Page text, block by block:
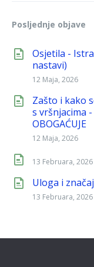
Posljednje objave
Osjetila -
nastavi)
12 Maja, 2026
Zašto i kako
s vršnjacima -
OBOGAĆUJE
12 Maja, 2026
13 Februara, 2026
Uloga i
13 Februara, 2026